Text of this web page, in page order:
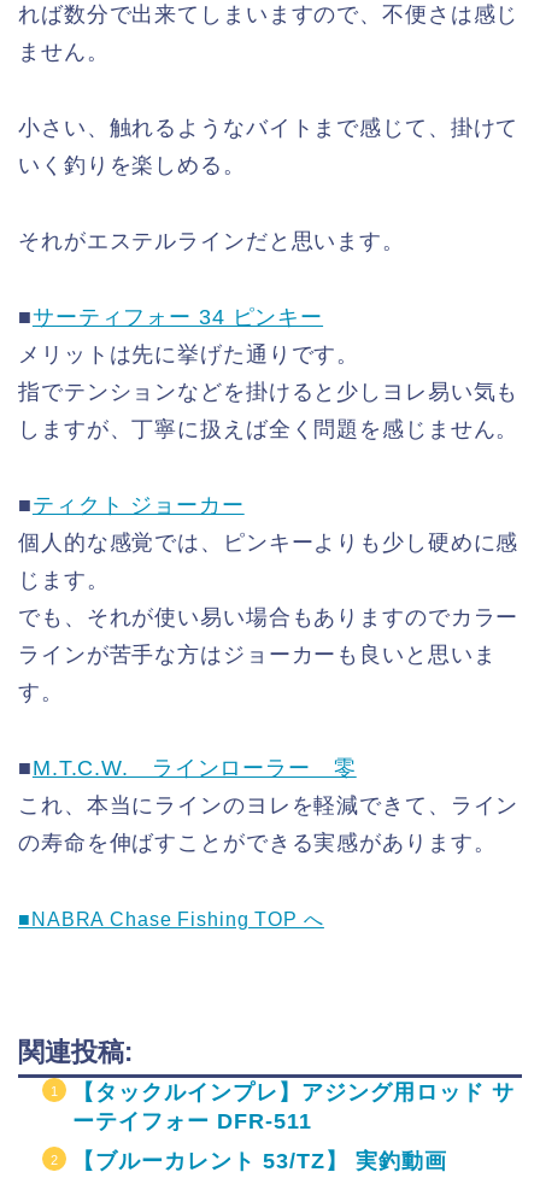
れば数分で出来てしまいますので、不便さは感じ
ません。
小さい、触れるようなバイトまで感じて、掛けて
いく釣りを楽しめる。
それがエステルラインだと思います。
■サーティフォー 34 ピンキー
メリットは先に挙げた通りです。
指でテンションなどを掛けると少しヨレ易い気も
しますが、丁寧に扱えば全く問題を感じません。
■ティクト ジョーカー
個人的な感覚では、ピンキーよりも少し硬めに感
じます。
でも、それが使い易い場合もありますのでカラー
ラインが苦手な方はジョーカーも良いと思いま
す。
■M.T.C.W. ラインローラー 零
これ、本当にラインのヨレを軽減できて、ライン
の寿命を伸ばすことができる実感があります。
■NABRA Chase Fishing TOP へ
関連投稿:
【タックルインプレ】アジング用ロッド サ
ーテイフォー DFR-511
【ブルーカレント 53/TZ】 実釣動画